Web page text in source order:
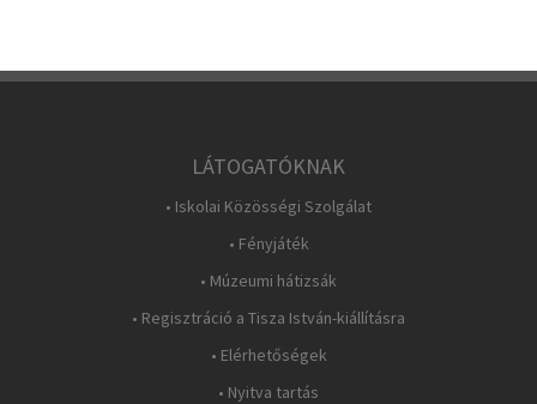
LÁTOGATÓKNAK
• Iskolai Közösségi Szolgálat
• Fényjáték
• Múzeumi hátizsák
• Regisztráció a Tisza István-kiállításra
• Elérhetőségek
• Nyitva tartás